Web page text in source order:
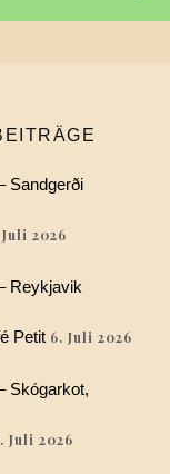
Sandgerði
Juli 2026
Reykjavik
Petit 6. Juli 2026
Skógarkot,
Juli 2026